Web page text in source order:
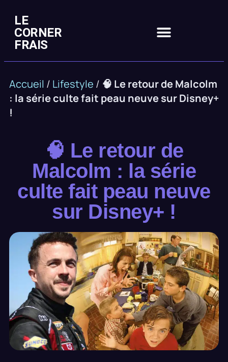
LE
CORNER
FRAIS
Accueil / Lifestyle / 🧠 Le retour de Malcolm
: la série culte fait peau neuve sur Disney+
!
🧠 Le retour de
Malcolm : la série
culte fait peau neuve
sur Disney+ !